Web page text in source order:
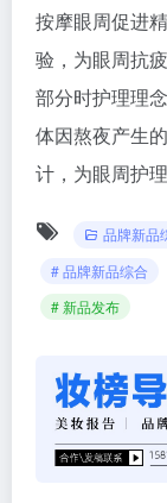
按摩眼周促进
验，为眼周抗
部分时护理理
体因熬夜产生
计，为眼周护
品牌新品
# 品牌新品综合
# 新品发布